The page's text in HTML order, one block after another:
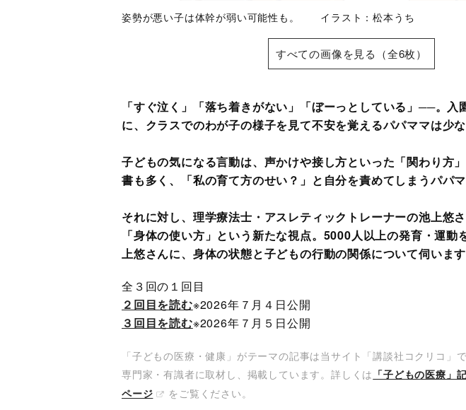
姿勢が悪い子は体幹が弱い可能性も。 イラスト：松本うち
すべての画像を見る（全6枚）
「すぐ泣く」「落ち着きがない」「ぼーっとしている」──。入
に、クラスでのわが子の様子を見て不安を覚えるパパママは少な
子どもの気になる言動は、声かけや接し方といった「関わり方
書も多く、「私の育て方のせい？」と自分を責めてしまうパパマ
それに対し、理学療法士・アスレティックトレーナーの池上悠さ
「身体の使い方」という新たな視点。5000人以上の発育・運動
上悠さんに、身体の状態と子どもの行動の関係について伺います
全３回の１回目
２回目を読む※2026年７月４日公開
３回目を読む※2026年７月５日公開
「子どもの医療・健康」がテーマの記事は当サイト「講談社コクリコ」
専門家・有識者に取材し、掲載しています。詳しくは 「子どもの医療」
ページ
をご覧ください。